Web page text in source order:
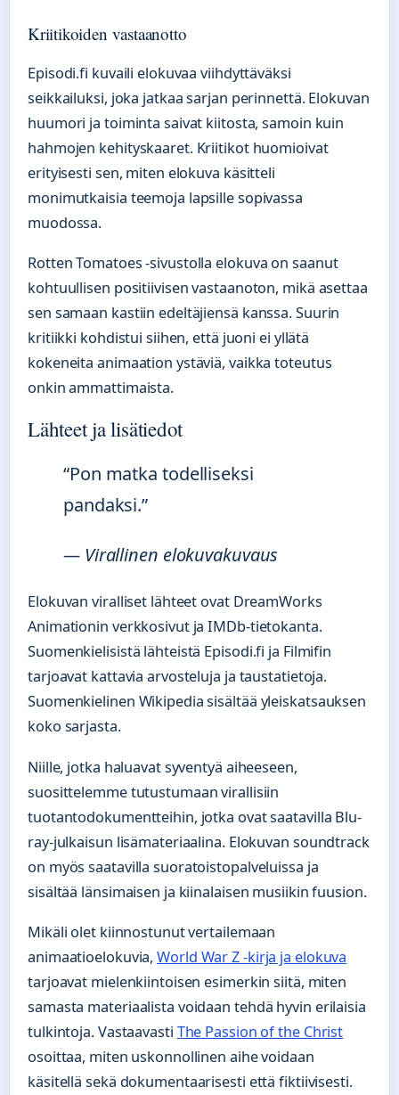
Kriitikoiden vastaanotto
Episodi.fi kuvaili elokuvaa viihdyttäväksi
seikkailuksi, joka jatkaa sarjan perinnettä. Elokuvan
huumori ja toiminta saivat kiitosta, samoin kuin
hahmojen kehityskaaret. Kriitikot huomioivat
erityisesti sen, miten elokuva käsitteli
monimutkaisia teemoja lapsille sopivassa
muodossa.
Rotten Tomatoes -sivustolla elokuva on saanut
kohtuullisen positiivisen vastaanoton, mikä asettaa
sen samaan kastiin edeltäjiensä kanssa. Suurin
kritiikki kohdistui siihen, että juoni ei yllätä
kokeneita animaation ystäviä, vaikka toteutus
onkin ammattimaista.
Lähteet ja lisätiedot
“Pon matka todelliseksi
pandaksi.”
— Virallinen elokuvakuvaus
Elokuvan viralliset lähteet ovat DreamWorks
Animationin verkkosivut ja IMDb-tietokanta.
Suomenkielisistä lähteistä Episodi.fi ja Filmifin
tarjoavat kattavia arvosteluja ja taustatietoja.
Suomenkielinen Wikipedia sisältää yleiskatsauksen
koko sarjasta.
Niille, jotka haluavat syventyä aiheeseen,
suosittelemme tutustumaan virallisiin
tuotantodokumentteihin, jotka ovat saatavilla Blu-
ray-julkaisun lisämateriaalina. Elokuvan soundtrack
on myös saatavilla suoratoistopalveluissa ja
sisältää länsimaisen ja kiinalaisen musiikin fuusion.
Mikäli olet kiinnostunut vertailemaan
animaatioelokuvia,World War Z -kirja ja elokuva
tarjoavat mielenkiintoisen esimerkin siitä, miten
samasta materiaalista voidaan tehdä hyvin erilaisia
tulkintoja. Vastaavasti The Passion of the Christ
osoittaa, miten uskonnollinen aihe voidaan
käsitellä sekä dokumentaarisesti että fiktiivisesti.